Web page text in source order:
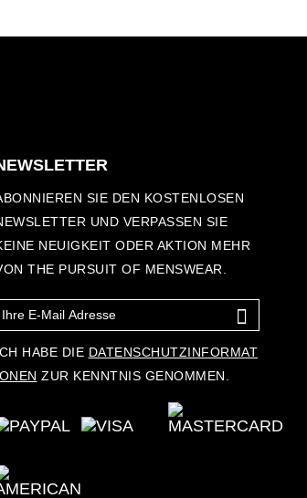
SIE DEN KOSTENLOSEN
UND VERPASSEN SIE
NEUIGKEIT ODER AKTION MEHR
THE PURSUIT OF MENSWEAR.
HABE DIE DATENSCHUTZINFORMAT
ZUR KENNTNIS GENOMMEN.